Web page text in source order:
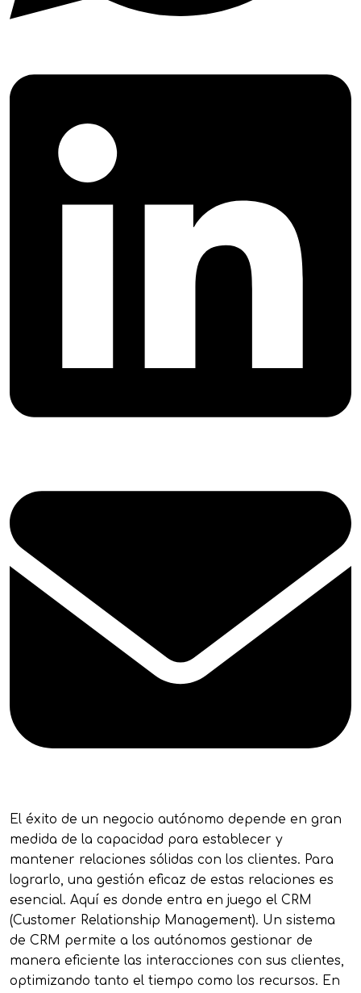
El éxito de un negocio autónomo depende en gran
medida de la capacidad para establecer y
mantener relaciones sólidas con los clientes. Para
lograrlo, una gestión eficaz de estas relaciones es
esencial. Aquí es donde entra en juego el CRM
(Customer Relationship Management). Un sistema
de CRM permite a los autónomos gestionar de
manera eficiente las interacciones con sus clientes,
optimizando tanto el tiempo como los recursos. En